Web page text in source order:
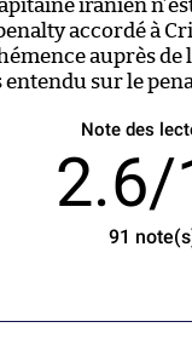
iranien
accordé à
auprès de
sur le
Note des
2.6/
91